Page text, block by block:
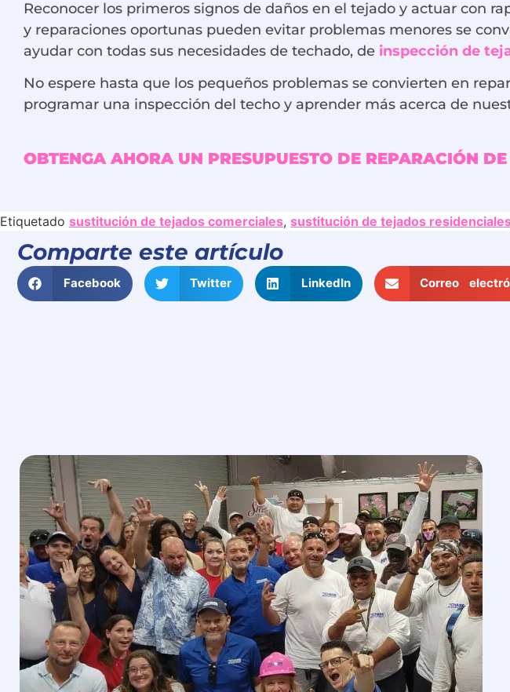
Reconocer los primeros signos de daños en el tejado y actuar con
y reparaciones oportunas pueden evitar problemas menores se
ayudar con todas sus necesidades de techado, de inspección de
No espere hasta que los pequeños problemas se convierten en
programar una inspección del techo y aprender más acerca de
OBTENGA AHORA UN PRESUPUESTO DE REPARACIÓN
Etiquetado sustitución de tejados comerciales, sustitución de tejados
Comparte este artículo
Facebook Twitter LinkedIn Correo